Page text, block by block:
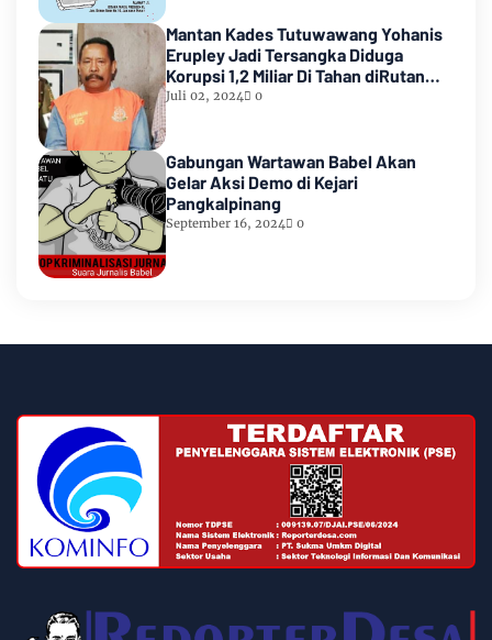
Mantan Kades Tutuwawang Yohanis
Erupley Jadi Tersangka Diduga
Korupsi 1,2 Miliar Di Tahan diRutan
Waiheru
Juli 02, 2024 0
Gabungan Wartawan Babel Akan
Gelar Aksi Demo di Kejari
Pangkalpinang
September 16, 2024 0